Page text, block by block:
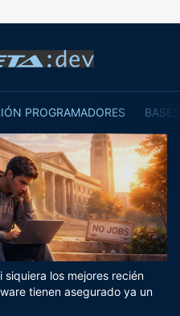
PROGRAMADORES
los mejores recién
tienen asegurado ya un